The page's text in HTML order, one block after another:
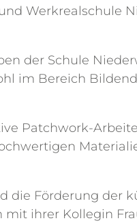
Werkrealschule
der Schule
im Bereich
Patchwork-
die Förderung der
mit ihrer Kollegin